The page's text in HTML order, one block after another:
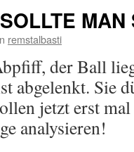
remstalbasti
der Ball
abgelenkt. Sie
jetzt erst
analysieren!